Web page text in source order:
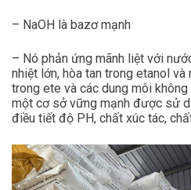
– NaOH là bazơ mạnh
– Nó phản ứng mãnh liệt với
nhiệt lớn, hòa tan trong etanol
trong ete và các dung môi
một cơ sở vững mạnh được sử
điều tiết độ PH, chất xúc tác,